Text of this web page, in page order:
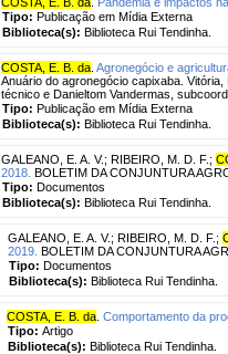
Tipo: Publicação em Mídia Externa
Biblioteca(s): Biblioteca Rui Tendinha.
COSTA, E. B. da Agronegócio e
Anuário do agronegócio capixaba.
técnico e Danieltom Vandermas,
Tipo: Publicação em Mídia Externa
Biblioteca(s): Biblioteca Rui Tendinha.
GALEANO, E. A. V.; RIBEIRO, M. D. F. ;
2018. BOLETIM DA CONJUNTURA
Tipo: Documentos
Biblioteca(s): Biblioteca Rui Tendinha.
GALEANO, E. A. V.; RIBEIRO, M. D. F. ;
2019. BOLETIM DA CONJUNTURA
Tipo: Documentos
Biblioteca(s): Biblioteca Rui Tendinha.
COSTA, E. B. da Comportamento da
Tipo: Artigo
Biblioteca(s): Biblioteca Rui Tendinha.